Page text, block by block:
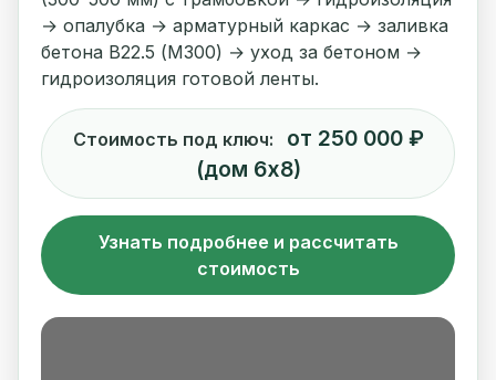
→ опалубка → арматурный каркас → заливка
бетона В22.5 (M300) → уход за бетоном →
гидроизоляция готовой ленты.
Стоимость под ключ:
от 250 000 ₽
(дом 6х8)
Узнать подробнее и рассчитать
стоимость